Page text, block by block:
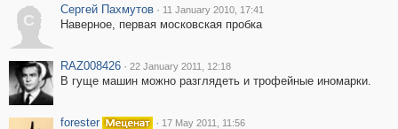
С
Сергей Пахмутов · 11 January 2010, 17:41
Наверное, первая московская пробка
RAZ008426 · 22 January 2011, 12:18
В гуще машин можно разглядеть и трофейные иномарки.
forester · 17 May 2011, 11:56